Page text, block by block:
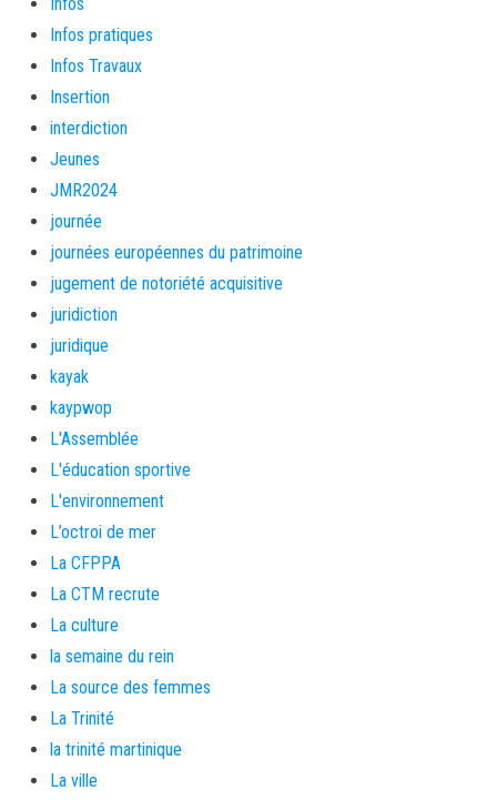
Infos pratiques
Infos Travaux
Insertion
interdiction
Jeunes
JMR2024
journée
journées européennes du patrimoine
jugement de notoriété acquisitive
juridiction
juridique
kayak
kaypwop
L'Assemblée
L'éducation sportive
L'environnement
L’octroi de mer
La CFPPA
La CTM recrute
La culture
la semaine du rein
La source des femmes
La Trinité
la trinité martinique
La ville